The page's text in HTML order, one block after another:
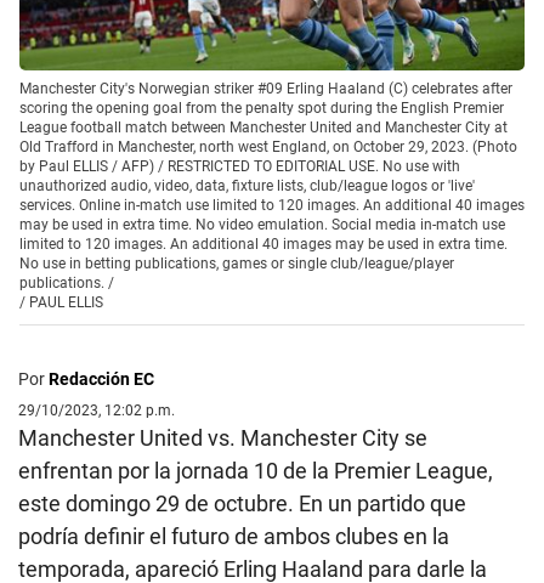
Manchester City's Norwegian striker #09 Erling Haaland (C) celebrates after
scoring the opening goal from the penalty spot during the English Premier
League football match between Manchester United and Manchester City at
Old Trafford in Manchester, north west England, on October 29, 2023. (Photo
by Paul ELLIS / AFP) / RESTRICTED TO EDITORIAL USE. No use with
unauthorized audio, video, data, fixture lists, club/league logos or 'live'
services. Online in-match use limited to 120 images. An additional 40 images
may be used in extra time. No video emulation. Social media in-match use
limited to 120 images. An additional 40 images may be used in extra time.
No use in betting publications, games or single club/league/player
publications. /
/ PAUL ELLIS
PorRedacción EC
29/10/2023, 12:02 p.m.
Manchester United vs. Manchester City se
enfrentan por la jornada 10 de la Premier League,
este domingo 29 de octubre. En un partido que
podría definir el futuro de ambos clubes en la
temporada, apareció Erling Haaland para darle la